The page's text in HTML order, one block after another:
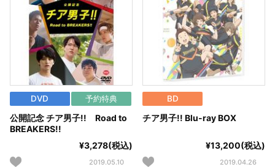
DVD 予約特典
公開記念 チア男子!! Road to
BREAKERS!!
¥3,278(税込)
2019.05.10
BD
チア男子!! Blu-ray BOX
¥13,200(税込)
2019.04.26